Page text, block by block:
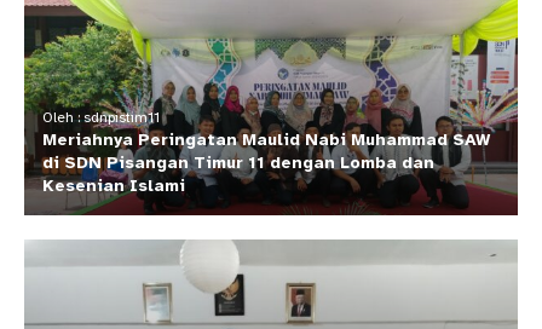
Oleh : sdnpistim11
Meriahnya Peringatan Maulid Nabi Muhammad SAW
di SDN Pisangan Timur 11 dengan Lomba dan
Kesenian Islami